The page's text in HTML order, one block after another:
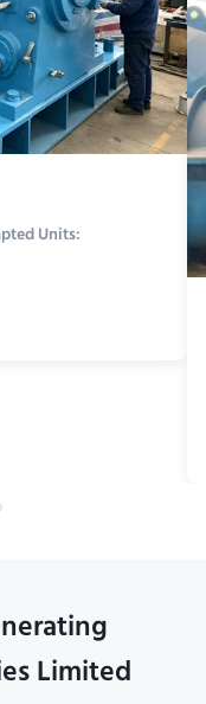
Units:
Limited